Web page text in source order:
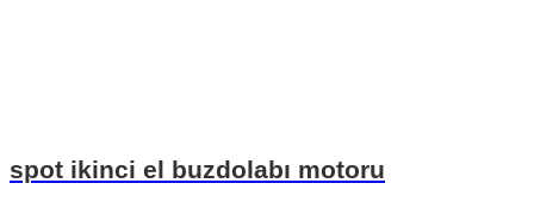
spot ikinci el buzdolabı motoru